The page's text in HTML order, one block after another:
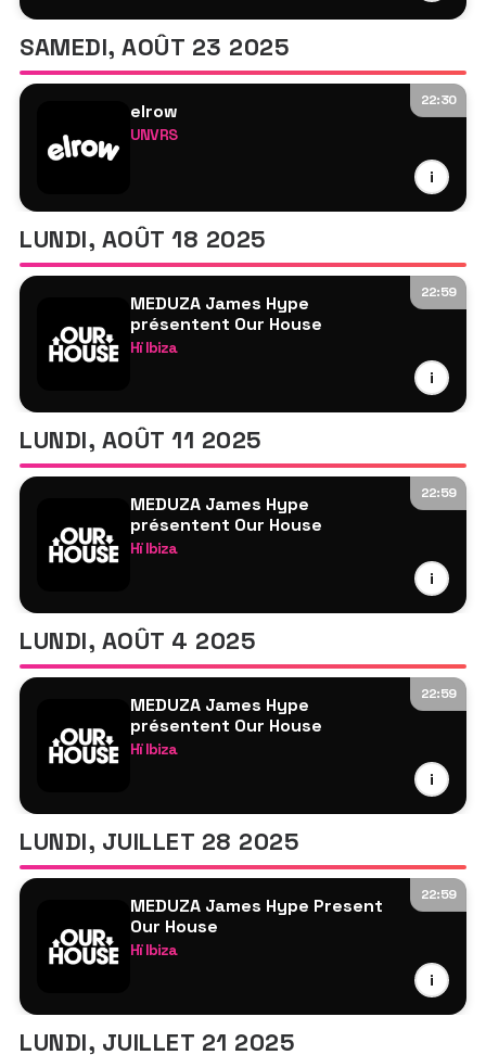
Tini Gessler
Genesi
Andres Campo
SAMEDI, AOÛT 23 2025
22:30
elrow
UNVRS
i
Sam Divine
Tita Lau
LUNDI, AOÛT 18 2025
22:59
MEDUZA James Hype
présentent Our House
Hï Ibiza
i
TBA
Martin Ikin
Franck
Reboot DJs
LUNDI, AOÛT 11 2025
22:59
MEDUZA James Hype
présentent Our House
Hï Ibiza
i
Tita Lau
Mistajam
Trancemaster Krause
Paul Findlay
LUNDI, AOÛT 4 2025
22:59
MEDUZA James Hype
présentent Our House
Hï Ibiza
i
Chelina Manuhutu
Tita Lau
sim0ne
David Trust
LUNDI, JUILLET 28 2025
22:59
MEDUZA James Hype Present
Our House
Hï Ibiza
i
Oden & Fatzo
LUNDI, JUILLET 21 2025